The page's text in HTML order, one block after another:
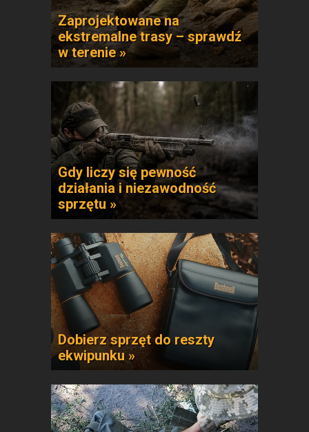
Zaprojektowane na
ekstremalne trasy – sprawdź
w terenie »
Gdy liczy się pewność
działania i niezawodność
sprzętu »
Dobierz sprzęt do reszty
ekwipunku »